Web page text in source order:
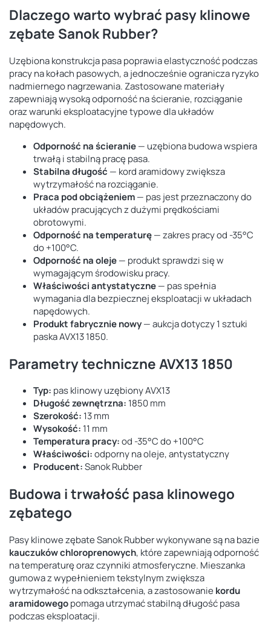
Dlaczego warto wybrać pasy klinowe
zębate Sanok Rubber?
Uzębiona konstrukcja pasa poprawia elastyczność podczas
pracy na kołach pasowych, a jednocześnie ogranicza ryzyko
nadmiernego nagrzewania. Zastosowane materiały
zapewniają wysoką odporność na ścieranie, rozciąganie
oraz warunki eksploatacyjne typowe dla układów
napędowych.
Odporność na ścieranie— uzębiona budowa wspiera
trwałą i stabilną pracę pasa.
Stabilna długość — kord aramidowy zwiększa
wytrzymałość na rozciąganie.
Praca pod obciążeniem— pas jest przeznaczony do
układów pracujących z dużymi prędkościami
obrotowymi.
Odporność na temperaturę— zakres pracy od -35°C
do +100°C.
Odporność na oleje— produkt sprawdzi się w
wymagającym środowisku pracy.
Właściwości antystatyczne— pas spełnia
wymagania dla bezpiecznej eksploatacji w układach
napędowych.
Produkt fabrycznie nowy— aukcja dotyczy 1 sztuki
paska AVX13 1850.
Parametry techniczne AVX13 1850
Typ: pas klinowy uzębiony AVX13
Długość zewnętrzna: 1850 mm
Szerokość: 13 mm
Wysokość: 11 mm
Temperatura pracy:od -35°C do +100°C
Właściwości:odporny na oleje, antystatyczny
Producent:Sanok Rubber
Budowa i trwałość pasa klinowego
zębatego
Pasy klinowe zębate Sanok Rubber wykonywane są na bazie
kauczuków chloroprenowych, które zapewniają odporność
na temperaturę oraz czynniki atmosferyczne. Mieszanka
gumowa z wypełnieniem tekstylnym zwiększa
wytrzymałość na odkształcenia, a zastosowaniekordu
aramidowegopomaga utrzymać stabilną długość pasa
podczas eksploatacji.